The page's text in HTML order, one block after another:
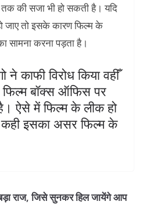
की सजा भी हो सकती है। यदि
जाए तो इसके कारण फिल्म के
सामना करना पड़ता है।
ने काफी विरोध किया वहीँ
बॉक्स ऑफिस पर
ऐसे में फिल्म के लीक हो
इसका असर फिल्म के
बड़ा राज, जिसे सुनकर हिल जायेंगे आप